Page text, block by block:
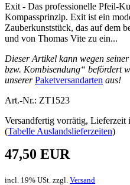
Exit - Das professionelle Pfeil-
Kompassprinzip. Exit ist ein
Zauberkunststück, das auf dem
und von Thomas Vite zu ein...
Dieser Artikel kann wegen
bzw. Kombisendung“ befördert
unsererPaketversandarten aus!
Art.-Nr.: ZT1523
Versandfertig vorrätig, Lieferzeit
(Tabelle Auslandslieferzeiten)
47,50 EUR
incl. 19% USt. zzgl. Versand